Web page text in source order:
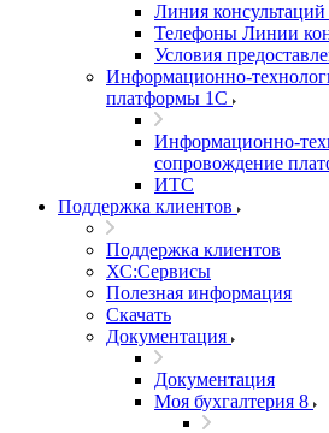
Линия консультаций
Телефоны Линии
Условия
Информационно-
платформы 1С
Информационно-
сопровождение
ИТС
Поддержка клиентов
Поддержка клиентов
ХС:Сервисы
Полезная информация
Скачать
Документация
Документация
Моя бухгалтерия 8